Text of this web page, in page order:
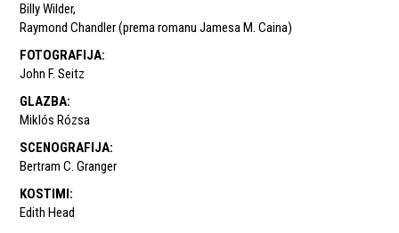
Billy Wilder,
Raymond Chandler (prema romanu Jamesa M. Caina)
FOTOGRAFIJA:
John F. Seitz
GLAZBA:
Miklós Rózsa
SCENOGRAFIJA:
Bertram C. Granger
KOSTIMI:
Edith Head